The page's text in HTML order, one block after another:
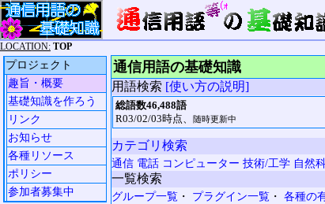
LOCATION: TOP
プロジェクト
趣旨・概要
基礎知識を作ろう
リンク
お知らせ
各種リソース
ポリシー
参加者募集中
通信用語の基礎知識
用語検索 [使い方の説明]
総語数46,488語
R03/02/03時点、
随時更新中
カテゴリ検索
通信 電話 コンピューター 技術/工学 自然
一覧検索
グループ一覧 ・ プラグイン一覧 ・ 各種の